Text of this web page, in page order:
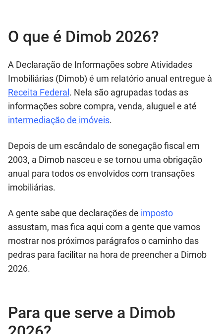
O que é Dimob 2026?
A Declaração de Informações sobre Atividades
Imobiliárias (Dimob) é um relatório anual entregue à
Receita Federal . Nela são agrupadas todas as
informações sobre compra, venda, aluguel e até
intermediação de imóveis.
Depois de um escândalo de sonegação fiscal em
2003, a Dimob nasceu e se tornou uma obrigação
anual para todos os envolvidos com transações
imobiliárias.
A gente sabe que declarações de imposto
assustam, mas fica aqui com a gente que vamos
mostrar nos próximos parágrafos o caminho das
pedras para facilitar na hora de preencher a Dimob
2026.
Para que serve a Dimob